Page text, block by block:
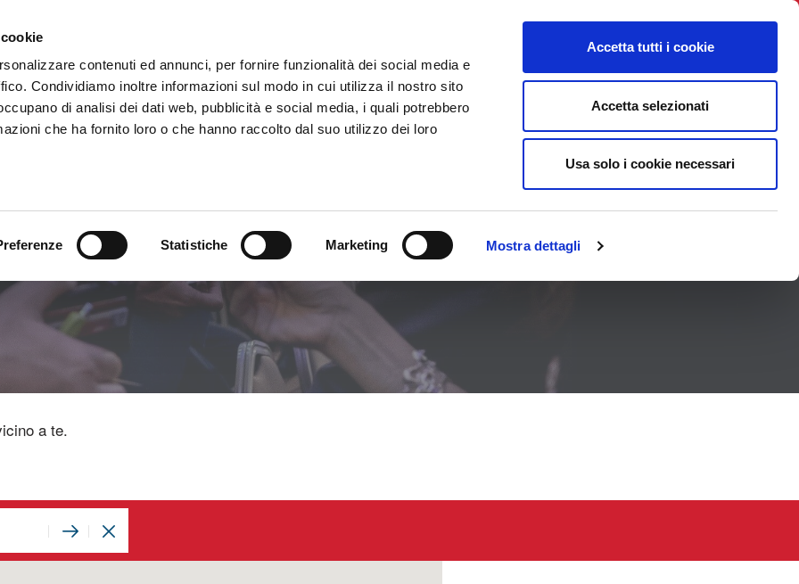
contenuti ed annunci, per fornire funzionalità dei social media e
Condividiamo inoltre informazioni sul modo in cui utilizza il nostro sito
di analisi dei dati web, pubblicità e social media, i quali potrebbero
che ha fornito loro o che hanno raccolto dal suo utilizzo dei loro
Statistiche Marketing Mostra dettagli
Accetta tutti i cookie
Accetta selezionati
Usa solo i cookie necessari
BNI International Account Login
PERCHÉ BNI? TROVA IL CAPITOLO CONTATTI EVENTI
a te.